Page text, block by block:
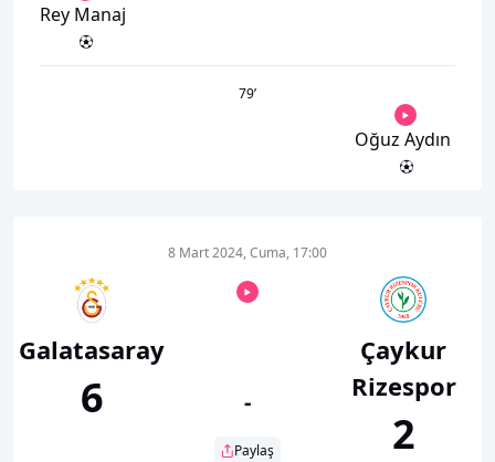
Rey Manaj
79’
Oğuz Aydın
Galatasaray
6
8 Mart 2024, Cuma, 17:00
-
Paylaş
Çaykur
Rizespor
2